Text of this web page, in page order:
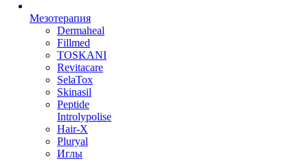
Мезотерапия
Dermaheal
Fillmed
TOSKANI
Revitacare
SelaTox
Skinasil
Peptide
Introlypolise
Hair-X
Pluryal
Иглы